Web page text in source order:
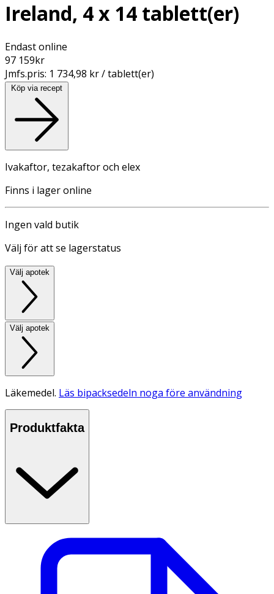
Ireland, 4 x 14 tablett(er)
Endast online
97 159kr
Jmfs.pris: 1 734,98 kr / tablett(er)
Köp via recept
Ivakaftor, tezakaftor och elex
Finns i lager online
Ingen vald butik
Välj för att se lagerstatus
Välj apotek
Välj apotek
Läkemedel. Läs bipacksedeln noga före användning
Produktfakta